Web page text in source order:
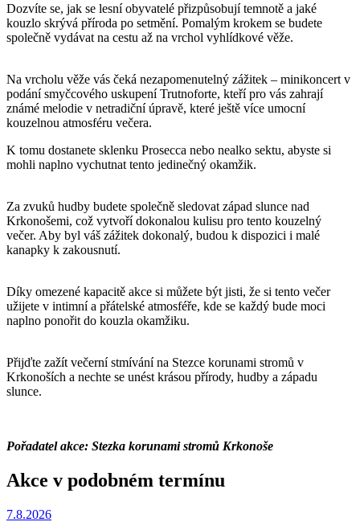
Dozvíte se, jak se lesní obyvatelé přizpůsobují temnotě a jaké
kouzlo skrývá příroda po setmění. Pomalým krokem se budete
společně vydávat na cestu až na vrchol vyhlídkové věže.
Na vrcholu věže vás čeká nezapomenutelný zážitek – minikoncert v
podání smyčcového uskupení Trutnoforte, kteří pro vás zahrají
známé melodie v netradiční úpravě, které ještě více umocní
kouzelnou atmosféru večera.
K tomu dostanete sklenku Prosecca nebo nealko sektu, abyste si
mohli naplno vychutnat tento jedinečný okamžik.
Za zvuků hudby budete společně sledovat západ slunce nad
Krkonošemi, což vytvoří dokonalou kulisu pro tento kouzelný
večer. Aby byl váš zážitek dokonalý, budou k dispozici i malé
kanapky k zakousnutí.
Díky omezené kapacitě akce si můžete být jisti, že si tento večer
užijete v intimní a přátelské atmosféře, kde se každý bude moci
naplno ponořit do kouzla okamžiku.
Přijďte zažít večerní stmívání na Stezce korunami stromů v
Krkonoších a nechte se unést krásou přírody, hudby a západu
slunce.
Pořadatel akce: Stezka korunami stromů Krkonoše
Akce v podobném termínu
7.8.2026